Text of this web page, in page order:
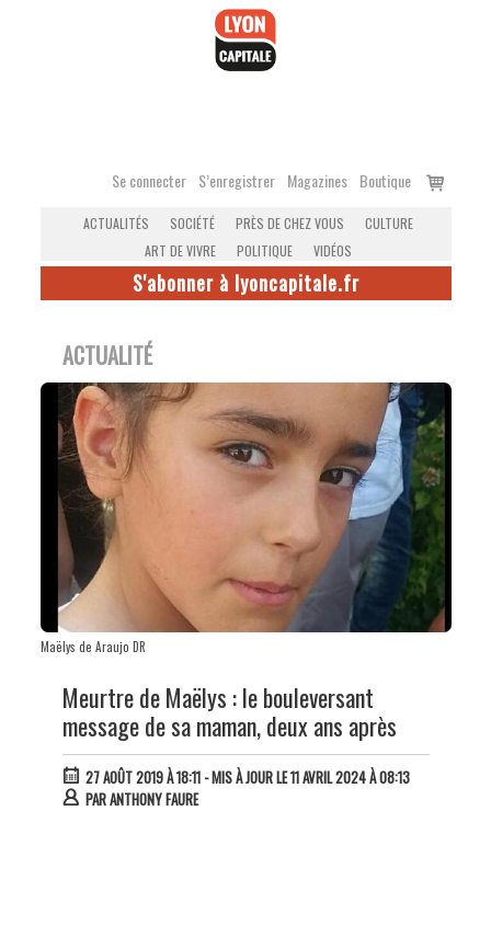
Se connecter S’enregistrer Magazines Boutique
Voir
ACTUALITÉS SOCIÉTÉ PRÈS DE CHEZ VOUS
CULTURE
ART DE VIVRE
POLITIQUE VIDÉOS
S'abonner à lyoncapitale.fr
ACTUALITÉ
Maëlys de Araujo DR
Meurtre de Maëlys : le bouleversant
message de sa maman, deux ans après
27 AOÛT 2019 À 18:11- MIS À JOUR LE 11 AVRIL 2024 À 08:13
PARANTHONY FAURE